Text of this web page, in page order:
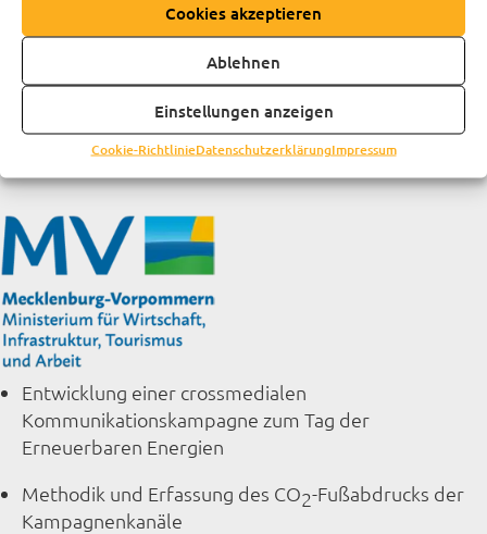
Cookies akzeptieren
Ablehnen
Einstellungen anzeigen
Cookie-RichtlinieDatenschutzerklärungImpressum
Ausstellung zum Thema Nachhaltigkeit
Entwicklung einer crossmedialen
Kommunikationskampagne zum Tag der
Erneuerbaren Energien
Methodik und Erfassung des CO2-Fußabdrucks der
Kampagnenkanäle